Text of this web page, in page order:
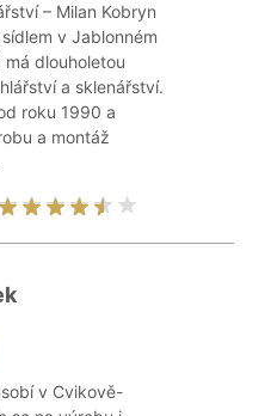
– Milan Kobryn
v Jablonném
dlouholetou
a sklenářství.
roku 1990 a
a montáž
v Cvikově-